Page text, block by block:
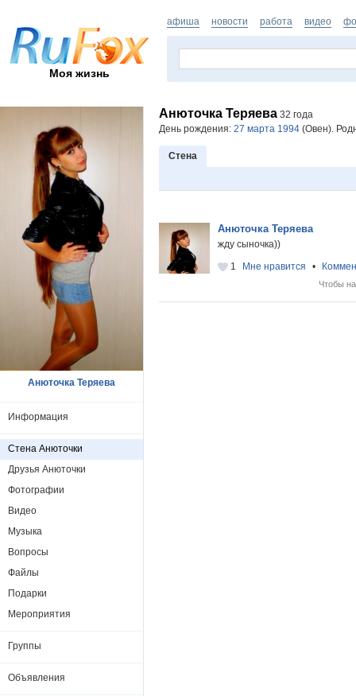
Моя жизнь
афиша новости работа видео
Анюточка Теряева 32 года
День рождения: 27 марта 1994 (Овен).
Стена
Анюточка Теряева
жду сыночка))
1
Мне нравится •
Чтобы
Анюточка Теряева
Информация
Стена Анюточки
Друзья Анюточки
Фотографии
Видео
Музыка
Вопросы
Файлы
Подарки
Мероприятия
Группы
Объявления